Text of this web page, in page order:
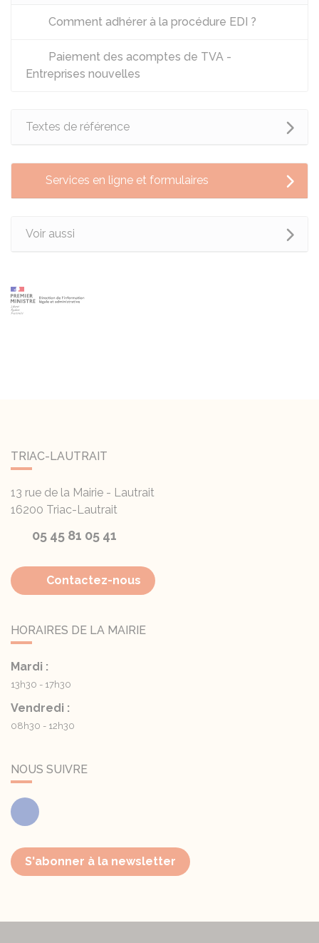
Comment adhérer à la procédure EDI ?
Paiement des acomptes de TVA -
Entreprises nouvelles
Textes de référence
Services en ligne et formulaires
Voir aussi
TRIAC-LAUTRAIT
13 rue de la Mairie - Lautrait
16200 Triac-Lautrait
05 45 81 05 41
Contactez-nous
HORAIRES DE LA MAIRIE
Mardi :
13h30 - 17h30
Vendredi :
08h30 - 12h30
NOUS SUIVRE
Facebook
S'abonner à la newsletter